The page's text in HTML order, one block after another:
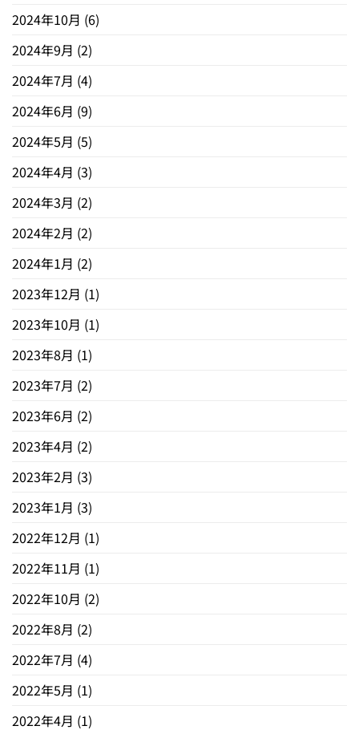
2024年10月 (6)
2024年9月 (2)
2024年7月 (4)
2024年6月 (9)
2024年5月 (5)
2024年4月 (3)
2024年3月 (2)
2024年2月 (2)
2024年1月 (2)
2023年12月 (1)
2023年10月 (1)
2023年8月 (1)
2023年7月 (2)
2023年6月 (2)
2023年4月 (2)
2023年2月 (3)
2023年1月 (3)
2022年12月 (1)
2022年11月 (1)
2022年10月 (2)
2022年8月 (2)
2022年7月 (4)
2022年5月 (1)
2022年4月 (1)